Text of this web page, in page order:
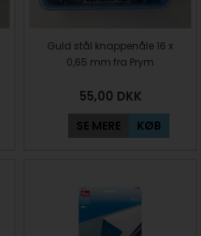
Guld stål knappenåle 16 x
0,65 mm fra Prym
55,00 DKK
SE MERE KØB